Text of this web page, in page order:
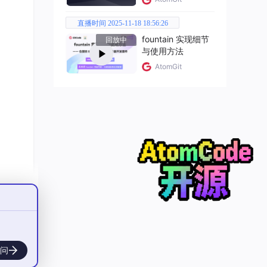
直播时间 2025-11-18 18:56:26
回放中
fountain 实现细节
与使用方法
AtomGit